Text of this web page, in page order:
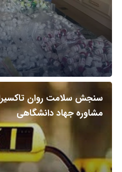
سنجش سلامت روان
مشاوره جهاد دانشگاهی